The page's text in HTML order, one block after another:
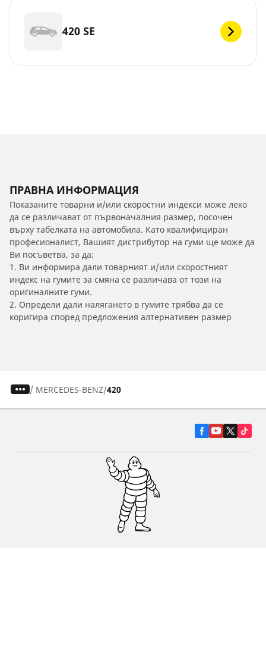
420 SE
ПРАВНА ИНФОРМАЦИЯ
Показаните товарни и/или скоростни индекси може леко
да се различават от първоначалния размер, посочен
върху табелката на автомобила. Като квалифициран
професионалист, Вашият дистрибутор на гуми ще може да
Ви посъветва, за да:
1. Ви информира дали товарният и/или скоростният
индекс на гумите за смяна се различава от този на
оригиналните гуми.
2. Определи дали налягането в гумите трябва да се
коригира според предложения алтернативен размер
/ MERCEDES-BENZ 420